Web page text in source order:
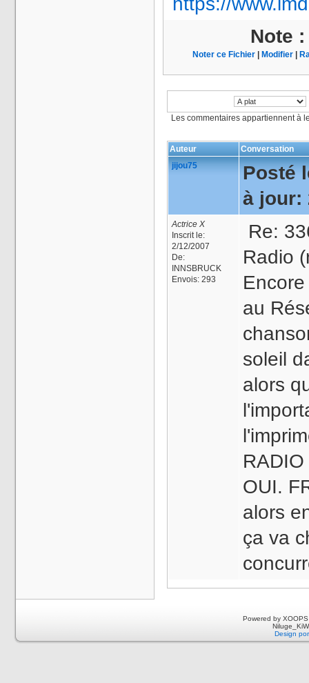
Note
Noter ce Fichier Modifier
Les commentaires appartiennent à
Auteur
Conversation
jijou75
Posté
à jour:
Actrice X
Inscrit le:
2/12/2007
De:
INNSBRUCK
Envois: 293
Re:
Radio
au
soleil
alors
OUI.
alors
ça va
Powered by
Design